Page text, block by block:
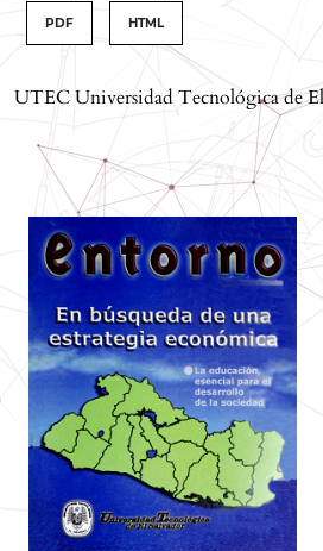
PDF HTML
UTEC Universidad Tecnológica de